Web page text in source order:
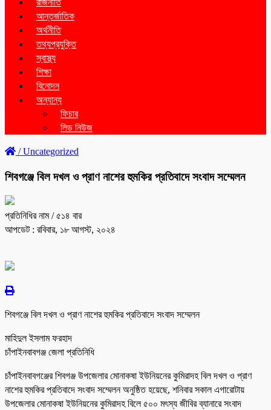
রাজনীতি
আন্তর্জাতিক
অর্থনীতি
তথ্যপ্রযুক্তি
স্বাস্থ্য
শিক্ষা
বিনোদন
অন্যান্য
ফিচার
লিড নিউজ
/Uncategorized
শিবগঞ্জে বিল দখল ও প্রাণ নাশের হুমকির প্রতিবাদে সংবাদ সম্মেলন
প্রতিনিধির নাম/ ৫১৪ বার
আপডেট : রবিবার, ১৮ আগস্ট, ২০২৪
শিবগঞ্জে বিল দখল ও প্রাণ নাশের হুমকির প্রতিবাদে সংবাদ সম্মেলন
মাহিদুল ইসলাম ফরহাদ
চাঁপাইনবাবগঞ্জ জেলা প্রতিনিধি
চাঁপাইনবাবগঞ্জের শিবগঞ্জ উপজেলার মোনাকষা ইউনিয়নের কুমিরাদহ বিল দখল ও প্রাণ
নাশের হুমকির প্রতিবাদে সংবাদ সম্মেলন অনুষ্ঠিত হয়েছে, শনিবার সকাল এগারোটায়
উপজেলার মোনাকষা ইউনিয়নের কুমিরাদহ বিলে ৫০০ মৎস্য জীবির ব্যানারে সংবাদ